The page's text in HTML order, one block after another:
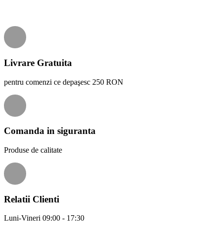
Livrare Gratuita
pentru comenzi ce depaşesc 250 RON
Comanda in siguranta
Produse de calitate
Relatii Clienti
Luni-Vineri 09:00 - 17:30